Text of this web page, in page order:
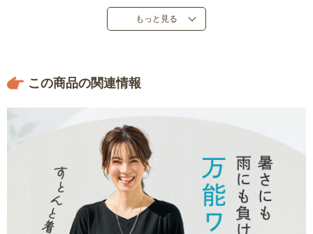
※素材の特性上、商品により仕上がり寸法が若干異なります。
もっと見る
この商品の関連情報